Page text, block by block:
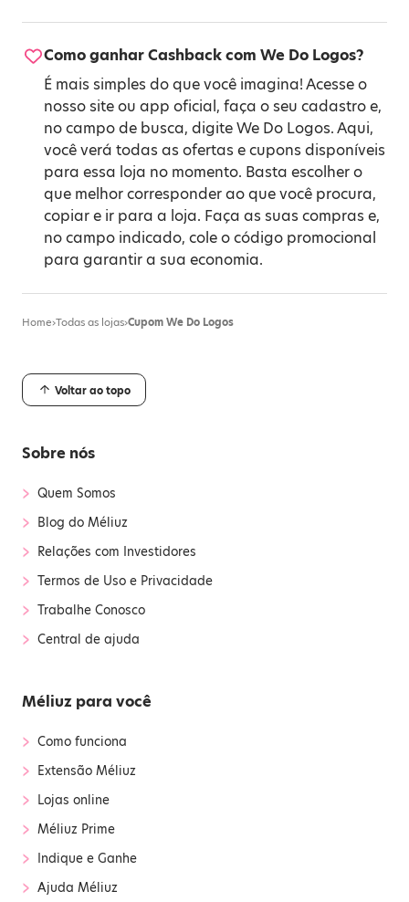
Como ganhar Cashback com We Do Logos?
É mais simples do que você imagina! Acesse o
nosso site ou app oficial, faça o seu cadastro e,
no campo de busca, digite We Do Logos. Aqui,
você verá todas as ofertas e cupons disponíveis
para essa loja no momento. Basta escolher o
que melhor corresponder ao que você procura,
copiar e ir para a loja. Faça as suas compras e,
no campo indicado, cole o código promocional
para garantir a sua economia.
Home›Todas as lojas›Cupom We Do Logos
Voltar ao topo
Sobre nós
› Quem Somos
› Blog do Méliuz
› Relações com Investidores
› Termos de Uso e Privacidade
› Trabalhe Conosco
› Central de ajuda
Méliuz para você
› Como funciona
› Extensão Méliuz
› Lojas online
› Méliuz Prime
› Indique e Ganhe
› Ajuda Méliuz